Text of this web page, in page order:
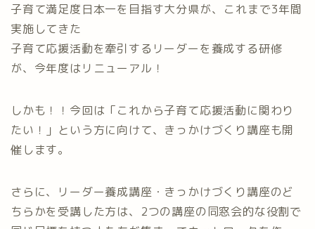
子育て満足度日本一を目指す大分県が⁡、これまで3年間
実施してきた
子育て応援活動を牽引するリーダーを養成する研修
が、今年度はリニューアル！
しかも！！今回は「これから子育て応援活動に関わり
たい！」という方に向けて、きっかけづくり講座も開
催します。
さらに、リーダー養成講座・きっかけづくり講座のど
ちらかを受講した方は、2つの講座の同窓会的な役割で